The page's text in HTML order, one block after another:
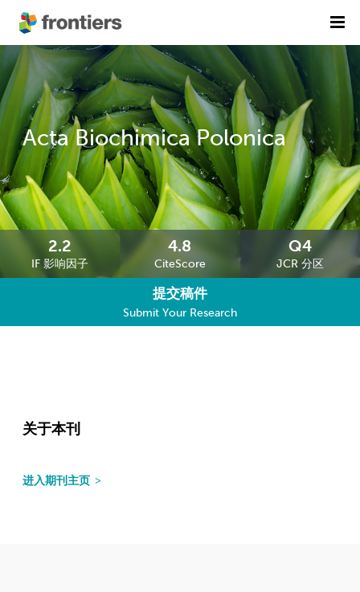
首页
期刊列表
精选潜力期刊
前沿专刊
科研诚信
出版费用
加入我们
English
Acta Biochimica Polonica
2.2
IF 影响因子
4.8
CiteScore
Q4
JCR 分区
提交稿件
Submit Your Research
关于本刊
进入期刊主页